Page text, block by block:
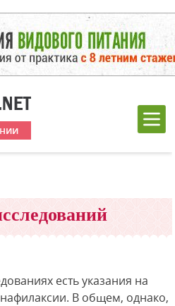
есть указания на
В общем, однако,